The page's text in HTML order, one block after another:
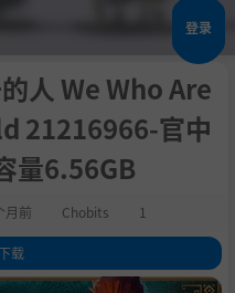
登录
人 We Who Are
21216966-官中
量6.56GB
月前 Chobits 1
载